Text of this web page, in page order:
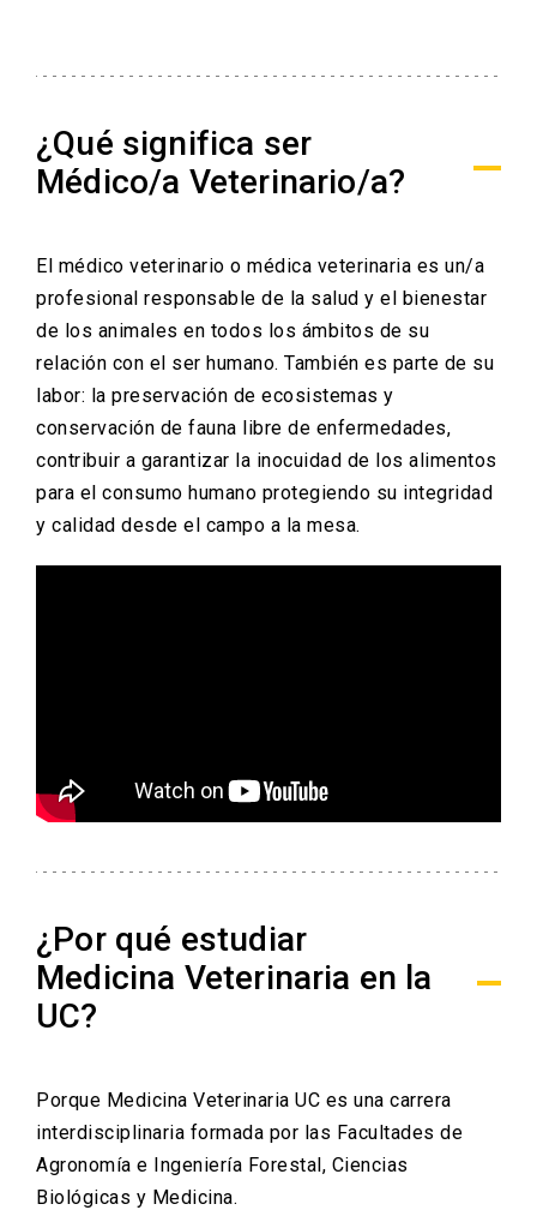
¿Qué significa ser
Médico/a Veterinario/a?
El médico veterinario o médica veterinaria es un/a
profesional responsable de la salud y el bienestar
de los animales en todos los ámbitos de su
relación con el ser humano. También es parte de su
labor: la preservación de ecosistemas y
conservación de fauna libre de enfermedades,
contribuir a garantizar la inocuidad de los alimentos
para el consumo humano protegiendo su integridad
y calidad desde el campo a la mesa.
¿Por qué estudiar
Medicina Veterinaria en la
UC?
Porque Medicina Veterinaria UC es una carrera
interdisciplinaria formada por las Facultades de
Agronomía e Ingeniería Forestal, Ciencias
Biológicas y Medicina.